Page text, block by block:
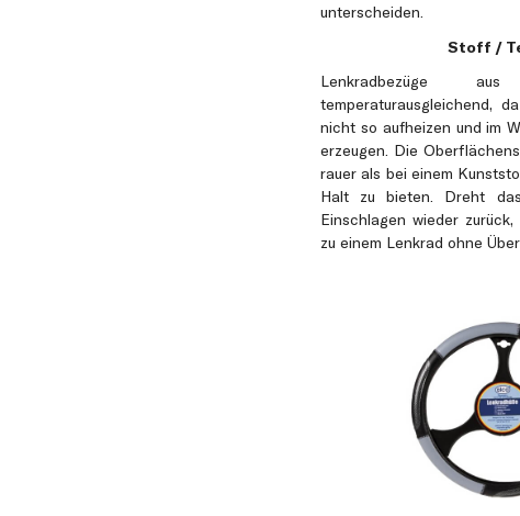
unterscheiden.
Stoff /
Lenkradbezüge
temperaturausgleichend,
nicht so aufheizen und im
erzeugen. Die
rauer als bei einem
Halt zu bieten. Dreht
Einschlagen wieder
zu einem Lenkrad ohne